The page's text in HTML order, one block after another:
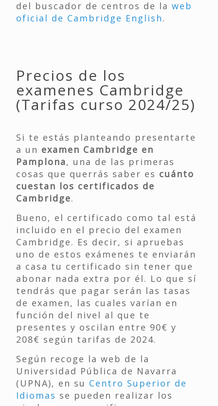
del buscador de centros de la web
oficial de Cambridge English.
Precios de los
examenes Cambridge
(Tarifas curso 2024/25)
Si te estás planteando presentarte
a un examen Cambridge en
Pamplona, una de las primeras
cosas que querrás saber es cuánto
cuestan los certificados de
Cambridge.
Bueno, el certificado como tal está
incluido en el precio del examen
Cambridge. Es decir, si apruebas
uno de estos exámenes te enviarán
a casa tu certificado sin tener que
abonar nada extra por él. Lo que sí
tendrás que pagar serán las tasas
de examen, las cuales varían en
función del nivel al que te
presentes y oscilan entre 90€ y
208€ según tarifas de 2024.
Según recoge la web de la
Universidad Pública de Navarra
(UPNA), en su Centro Superior de
Idiomas se pueden realizar los